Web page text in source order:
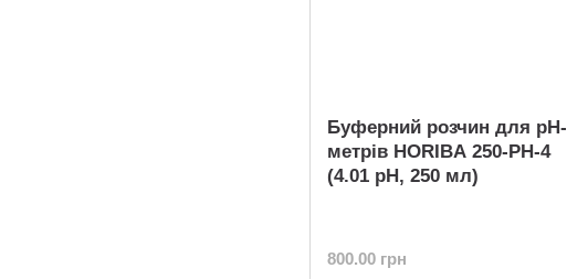
Буферний розчин для pH-
метрів HORIBA 250-PH-4
(4.01 pH, 250 мл)
800.00 грн